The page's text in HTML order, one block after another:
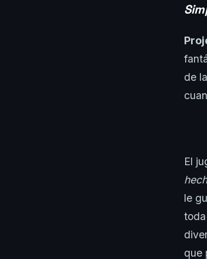
de
El
le
que